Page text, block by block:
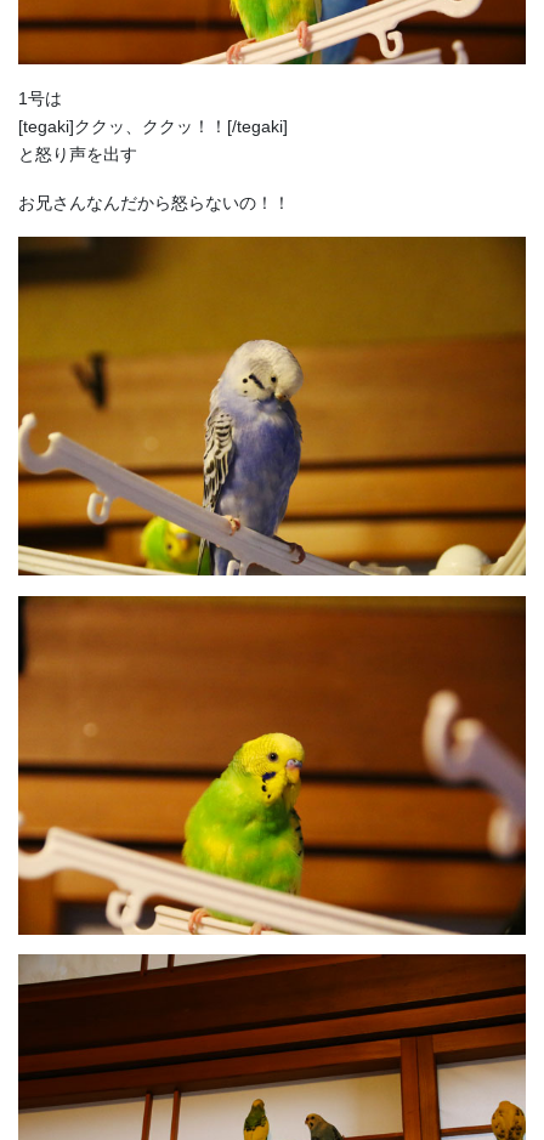
1号は
[tegaki]ククッ、ククッ！！[/tegaki]
と怒り声を出す
お兄さんなんだから怒らないの！！